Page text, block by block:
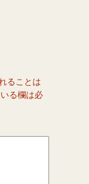
ることは
る欄は必